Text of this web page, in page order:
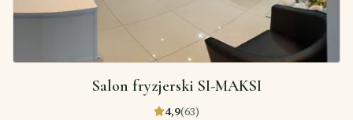
Salon fryzjerski SI-MAKSI
4,9(63)